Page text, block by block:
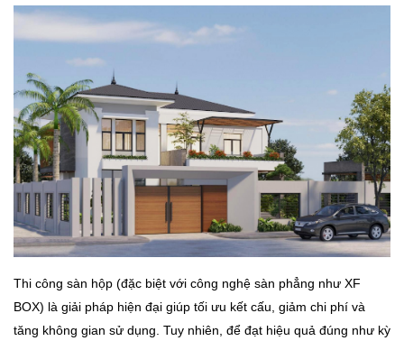
Thi công sàn hộp (đặc biệt với công nghệ sàn phẳng như XF
BOX) là giải pháp hiện đại giúp tối ưu kết cấu, giảm chi phí và
tăng không gian sử dụng. Tuy nhiên, để đạt hiệu quả đúng như kỳ